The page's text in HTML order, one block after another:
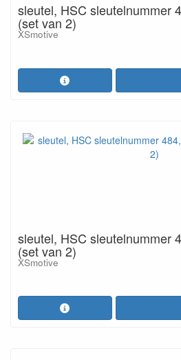
sleutel, HSC sleutelnummer
(set van 2)
XSmotive
sleutel, HSC sleutelnummer
(set van 2)
XSmotive